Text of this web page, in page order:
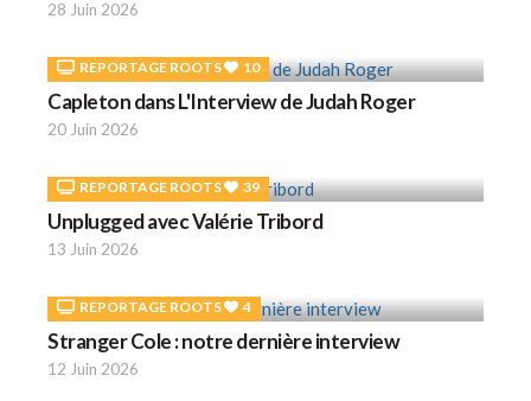
28 Juin 2026
REPORTAGE ROOTS 10
Capleton dans L'Interview de Judah Roger
20 Juin 2026
REPORTAGE ROOTS 39
Unplugged avec Valérie Tribord
13 Juin 2026
REPORTAGE ROOTS 4
Stranger Cole : notre dernière interview
12 Juin 2026